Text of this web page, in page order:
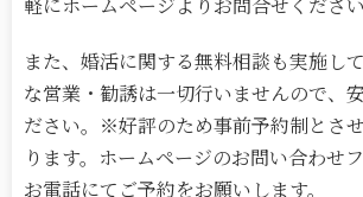
また、婚活に関する無料相談も実施し
な営業・勧誘は一切行いませんので、
ださい。※好評のため事前予約制とさ
ります。ホームページのお問い合わせ
お電話にてご予約をお願いします。